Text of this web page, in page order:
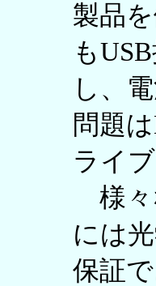
製品
も
し、
問題
ライ
様々
には
保証